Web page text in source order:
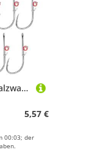
Hozaenwa Angelhaken Salzwasser, Lebendköderhaken,Angelhaken aus Kohlenstoffstahl mit Löchern - für lebende Köder, Salzwasser, Kohlenstoffstahl, mit Widerhaken und Löchern für Süßwasser
5,57 €
00:03; der